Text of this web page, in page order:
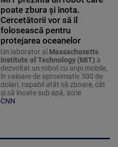
poate zbura și înota.
Cercetătorii vor să îl
folosească pentru
protejarea oceanelor
Un laborator al Massachusetts
Institute of Technology (MIT) a
dezvoltat un robot cu aripi mobile,
în valoare de aproximativ 300 de
dolari, capabil atât să zboare, cât
și să înoate sub apă, scrie
CNN
.